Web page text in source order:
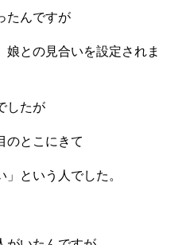
たんですが
との見合いを設定されま
したが
のとこにきて
」という人でした。